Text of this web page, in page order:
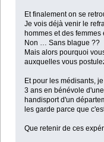
Et finalement on se
Je vois déjà venir le
hommes et des
Non … Sans blague ??
Mais alors pourquoi
auxquelles vous
Et pour les médisants,
3 ans en bénévole
handisport d'un
les garde parce que
Que retenir de ces